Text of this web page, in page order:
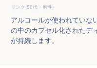
リンク(50代・男性)
アルコールが使われていな
の中のカプセル化されたデ
が持続します。